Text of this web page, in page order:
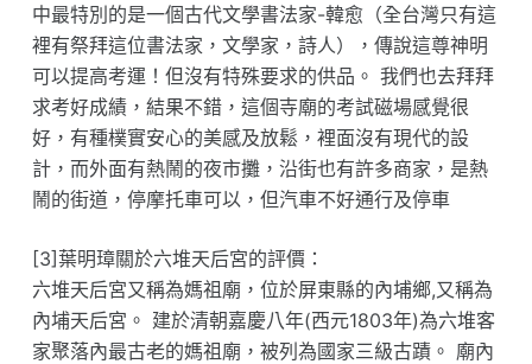
中最特別的是一個古代文學書法家-韓愈（全台灣只有這
裡有祭拜這位書法家，文學家，詩人），傳說這尊神明
可以提高考運！但沒有特殊要求的供品。 我們也去拜拜
求考好成績，結果不錯，這個寺廟的考試磁場感覺很
好，有種樸實安心的美感及放鬆，裡面沒有現代的設
計，而外面有熱鬧的夜市攤，沿街也有許多商家，是熱
鬧的街道，停摩托車可以，但汽車不好通行及停車
[3]葉明璋關於六堆天后宮的評價：
六堆天后宮又稱為媽祖廟，位於屏東縣的內埔鄉,又稱為
內埔天后宮。 建於清朝嘉慶八年(西元1803年)為六堆客
家聚落內最古老的媽祖廟，被列為國家三級古蹟。 廟內